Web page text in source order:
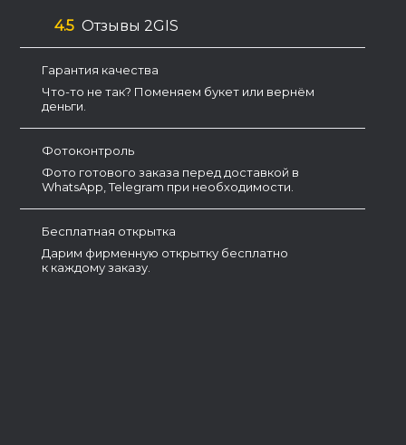
4.5 Отзывы 2GIS
Гарантия качества
Что-то не так? Поменяем букет или вернём
деньги.
Фотоконтроль
Фото готового заказа перед доставкой в
WhatsApp, Telegram при необходимости.
Бесплатная открытка
Дарим фирменную открытку бесплатно
к каждому заказу.